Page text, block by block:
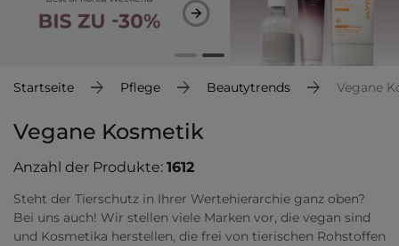
Treueprogramm
Empfehle uns weiter und sammle noch mehr Punkte
Kostenloser Versand ab 60 €
Startseite Pflege Beautytrends Vegane
Vegane Kosmetik
Anzahl der Produkte: 1612
Steht der Tierschutz in Ihrer Wertehierarchie ganz oben?
Bei uns auch! Wir stellen viele Marken vor, die vegan sind
und Kosmetika herstellen, die frei von tierischen Rohstoffen